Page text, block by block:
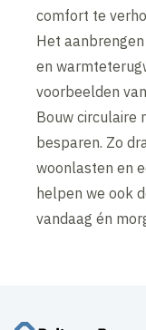
comfort te
Het
en
voorbeelden
Bouw circulaire
besparen. Zo
woonlasten en
helpen we ook
vandaag én